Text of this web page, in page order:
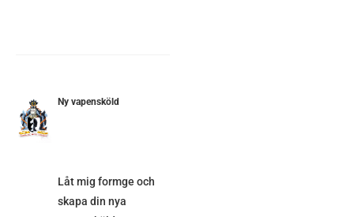
Ny vapensköld
Låt mig formge och
skapa din nya